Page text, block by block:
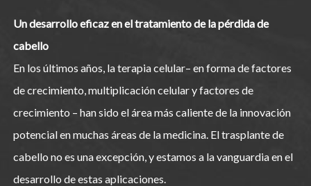
Un desarrollo eficaz en el tratamiento de la pérdida de
cabello
En los últimos años, la terapia celular– en forma de factores
de crecimiento, multiplicación celular y factores de
crecimiento – han sido el área más caliente de la innovación
potencial en muchas áreas de la medicina. El trasplante de
cabello no es una excepción, y estamos a la vanguardia en el
desarrollo de estas aplicaciones.